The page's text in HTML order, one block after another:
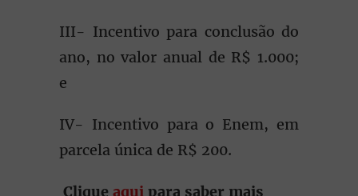
III- Incentivo para conclusão do
ano, no valor anual de R$ 1.000;
e
IV- Incentivo para o Enem, em
parcela única de R$ 200.
Clique aqui para saber mais